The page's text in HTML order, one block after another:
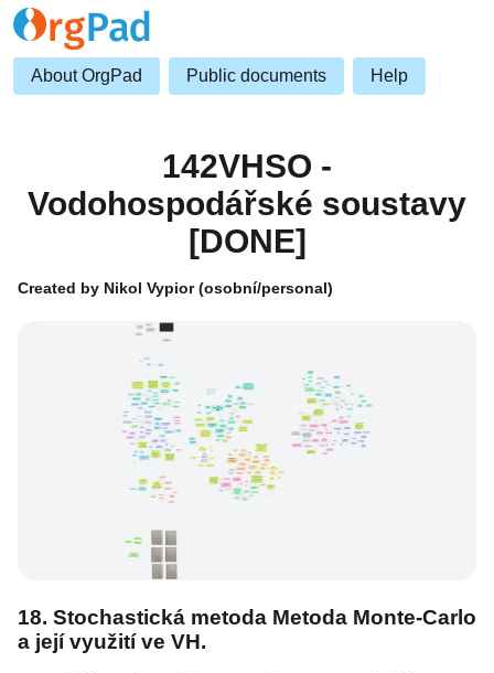
About OrgPad Public documents Help
142VHSO -
Vodohospodářské soustavy
[DONE]
Created by Nikol Vypior (osobní/personal)
18. Stochastická metoda Metoda Monte-Carlo
a její využití ve VH.